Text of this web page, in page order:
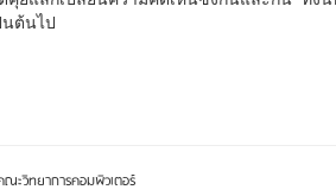
ต้นไป
ณะวิทยาการคอมพิวเตอร์